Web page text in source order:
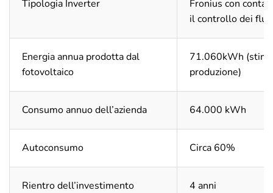
Tipologia Inverter
Fronius con
il controllo dei
Energia annua prodotta dal
fotovoltaico
71.060kWh
produzione)
Consumo annuo dell’azienda 64.000 kWh
Autoconsumo Circa 60%
Rientro dell’investimento
4 anni